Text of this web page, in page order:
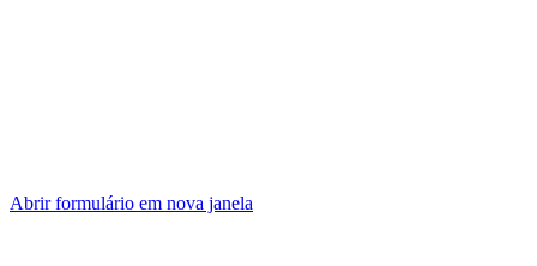
Abrir formulário em nova janela